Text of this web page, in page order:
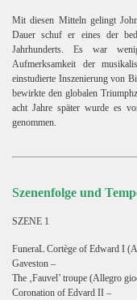
Mit diesen Mitteln gelingt
Dauer schuf er eines der
Jahrhunderts. Es war
Aufmerksamkeit der
einstudierte Inszenierung von
bewirkte den globalen
acht Jahre später wurde es
genommen.
Szenenfolge und
SZENE 1
FuneraL Cortège of Edward I
Gaveston –
The ‚Fauvel’ troupe (Allegro
Coronation of Edvard II –